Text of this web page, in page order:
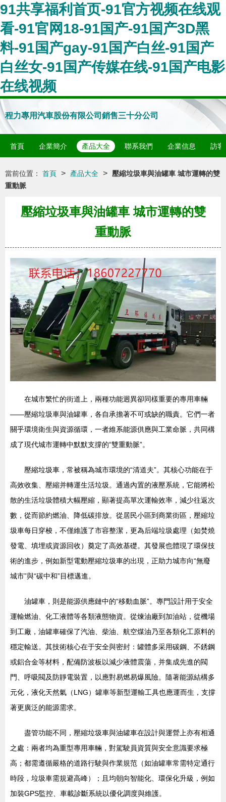
91共享福利首页-91官方视频在线观
看-91官网18-91国产-91国产3D黑
料-91国产gay-91国产白丝-91国产
白丝女-91国产传媒在线-91国产电影
在线视频
程力專用汽車股份有限公司銷售三十分公司
首頁 企業簡介 產品大全 聯系我們 企業信息 訪客
當前位置： 首頁 > 產品大全 >
壓縮垃圾車與油罐車 城市運轉的雙
重動脈
壓縮垃圾車與油罐車 城市運轉的雙
重動脈
在城市繁忙的街道上，兩種功能迥異卻同樣重要的專用車輛
——壓縮垃圾車與油罐車，各自承擔著不可或缺的職責。它們一者
關乎環境衛生與資源循環，一者維系能源供應與工業命脈，共同構
成了現代城市運轉中默默支撐的“雙重動脈”。
壓縮垃圾車，常被稱為城市環境的“清道夫”。其核心功能在于
高效收集、壓縮并轉運生活垃圾。通過內置的液壓系統，它能將松
散的生活垃圾體積大幅壓縮，顯著提高單次運輸效率，減少往返次
數，從而節約燃油、降低碳排放。從居民小區到商業街區，壓縮垃
圾車每日穿梭，不僅維護了市容整潔，更為后端垃圾處理（如焚燒
發電、填埋或資源回收）奠定了高效基礎。其發展也體現了環保技
術的進步，例如新型電動壓縮垃圾車的出現，正助力城市向“無廢
城市”與“碳中和”目標邁進。
油罐車，則是能源供應鏈中的“移動血脈”。專門設計用于安全
運輸燃油、化工液體等各類液態物資。從煉油廠到加油站，從機場
到工廠，油罐車確保了汽油、柴油、航空煤油乃至各類化工原料的
穩定輸送。其技術核心在于安全與密封：罐體多采用碳鋼、不銹鋼
或鋁合金等材料，配備防波板以減少液體震蕩，并集成先進的閥
門、呼吸閥及防靜電裝置，以應對易燃易爆風險。隨著能源結構多
元化，液化天然氣（LNG）罐車等新型運輸工具也應運而生，支撐
著更廣泛的能源需求。
盡管功能不同，壓縮垃圾車與油罐車在設計與運營上亦有相通
之處：兩者均為重型專用車輛，對駕駛員資質與安全意識要求極
高；都需遵循嚴格的道路行駛與作業規范（如油罐車常需特定通行
時段，垃圾車需規避高峰）；且均朝向智能化、環保化升級，例如
加裝GPS監控、車載診斷系統以優化調度與維護。